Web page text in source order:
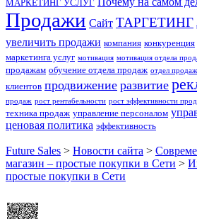
МАРКЕТИНГ УСЛУГ
Продажи Сайт ТАРГЕТИНГ
увеличить продажи компания конкуренция
маркетинга услуг мотивация мотивация отдела
продажам обучение отдела продаж отдел продаж
клиентов продвижение развитие
продаж рост рентабельности рост эффективности
техника продаж управление персоналом
ценовая политика эффективность
Future Sales > Новости сайта >
магазин – простые покупки в Сети >
простые покупки в Сети